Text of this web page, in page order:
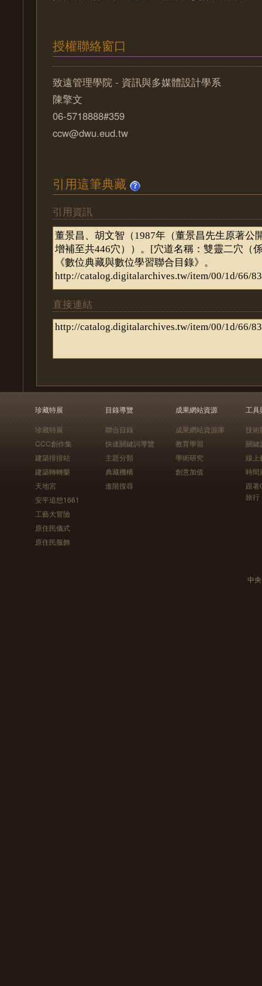
授權聯絡窗口
致遠管理學院 - 資訊與多媒體設計學系
陳擎文
06-5718888#359
ccw@dwu.eud.tw
引用這筆典藏
引用資訊
直接連結
珍藏特展
珍藏特展
CCC創作集
建築排排站
建築轉轉樂
天地宮
安平追想1661
工藝大冒險
原住民儀式
原住民服飾
目錄導覽
聯合目錄
快速關鍵詞導覽
主題分類
典藏機構
進階搜尋
成果網站資源
成果網站資源庫
教育學習
學術研究
創意加值
工具
技術
關鍵
線上
時間
跟
旅行
中